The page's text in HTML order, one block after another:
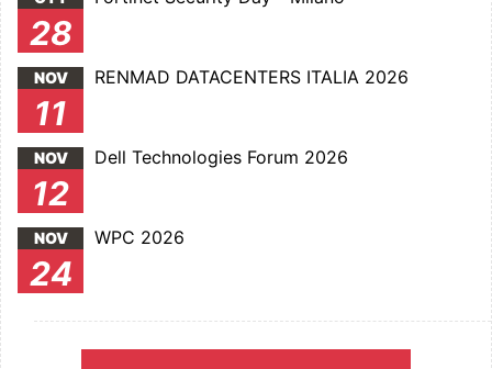
28
NOV
11
RENMAD DATACENTERS ITALIA 2026
NOV
12
Dell Technologies Forum 2026
NOV
24
WPC 2026